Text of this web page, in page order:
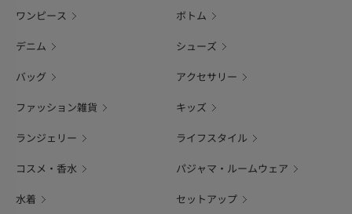
ワンピース ボトム
デニム シューズ
バッグ アクセサリー
ファッション雑貨 キッズ
ランジェリー ライフスタイル
コスメ・香水 パジャマ・ルームウェア
水着 セットアップ